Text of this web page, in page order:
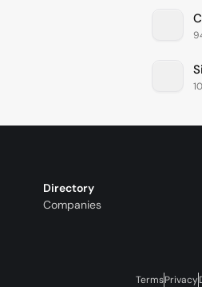
Directory
Companies
TermsPrivacy